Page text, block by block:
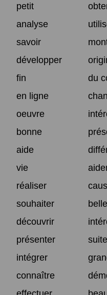
petit
analyse
savoir
développer
fin
du
en ligne
oeuvre
bonne
aide
vie
réaliser
souhaiter
belle
découvrir
présenter
intégrer
connaître